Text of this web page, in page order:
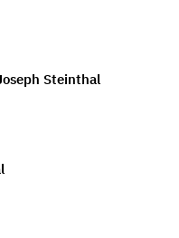
Steinthal